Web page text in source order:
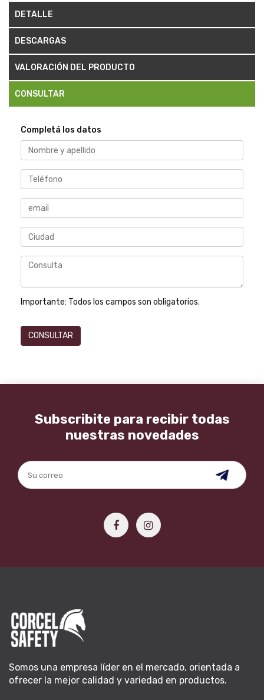
DETALLE
DESCARGAS
VALORACIÓN DEL PRODUCTO
CONSULTAR
Completá los datos
Importante: Todos los campos son obligatorios.
Subscribite para recibir todas
nuestras novedades
Somos una empresa líder en el mercado, orientada a
ofrecer la mejor calidad y variedad en productos.